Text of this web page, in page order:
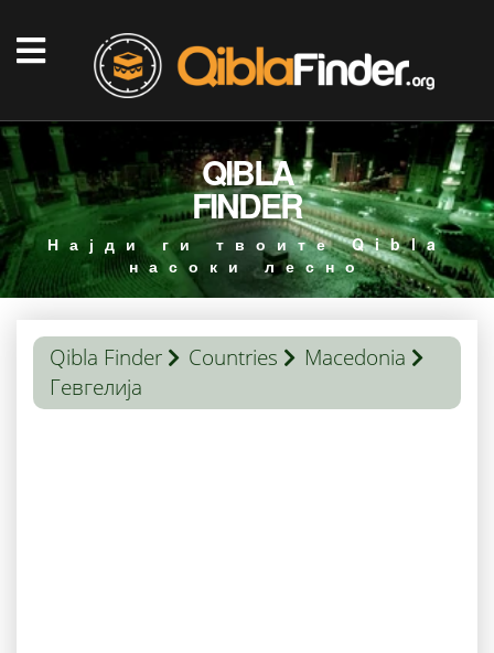
QIBLA
FINDER
Најди ги твоите Qibla
насоки лесно
Qibla Finder Countries
Macedonia
Гевгелија